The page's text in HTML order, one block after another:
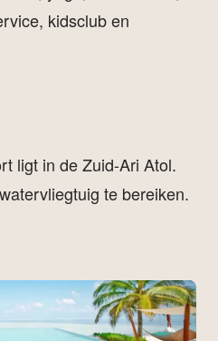
kidsclub en
ligt in de Zuid-Ari Atol.
te bereiken.